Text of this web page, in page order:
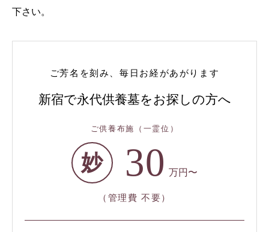
下さい。
ご芳名を刻み、毎日お経があがります
新宿で永代供養墓をお探しの方へ
ご供養布施（一霊位）
妙 30 万円〜
（管理費 不要）